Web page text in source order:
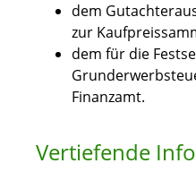
dem
zur
dem für die
Finanzamt.
Vertiefende